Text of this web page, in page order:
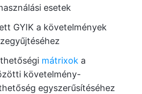
esetek
GYIK a követelmények
mátrixok a
követelmény-
egyszerűsítéséhez